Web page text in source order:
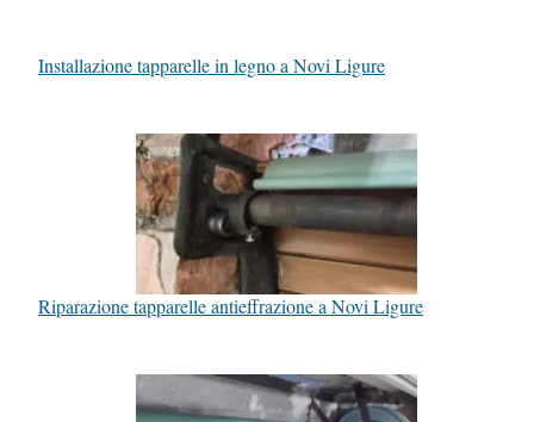
Installazione tapparelle in legno a Novi Ligure
Riparazione tapparelle antieffrazione a Novi Ligure